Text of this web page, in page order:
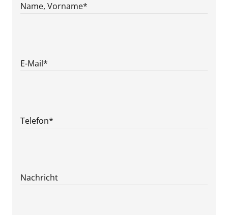
Name, Vorname*
E-Mail*
Telefon*
Nachricht